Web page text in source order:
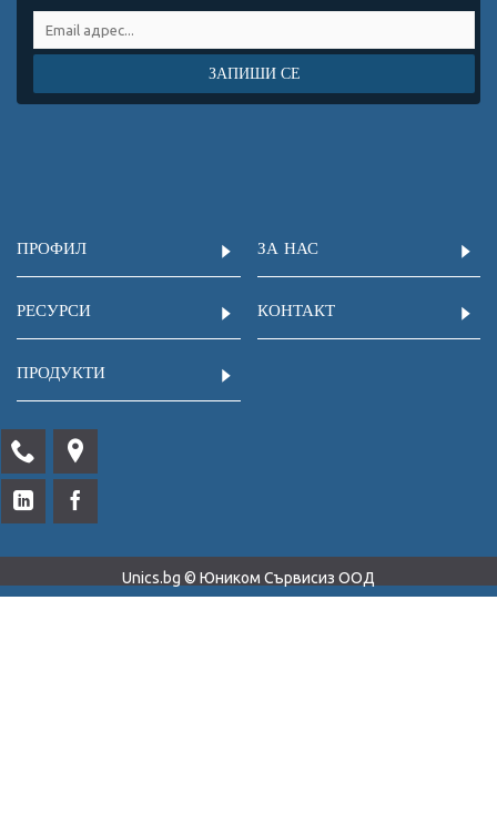
ЗАПИШИ СЕ
ПРОФИЛ ЗА НАС
РЕСУРСИ КОНТАКТ
ПРОДУКТИ
Unics.bg © Юником Сървисиз ООД